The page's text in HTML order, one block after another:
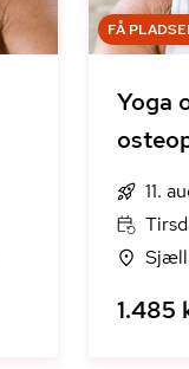
FÅ
Yoga
11.
1.485